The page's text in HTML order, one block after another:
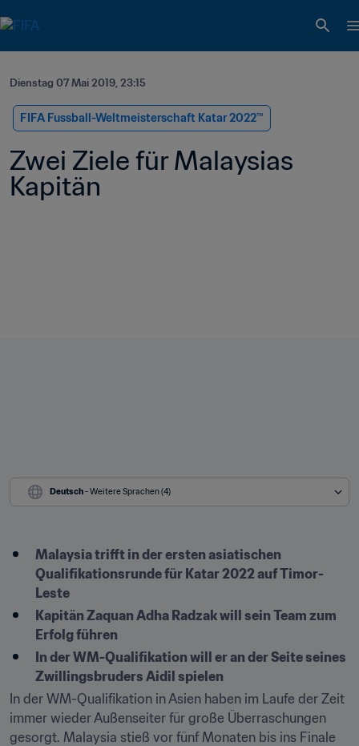
Dienstag 07 Mai 2019, 23:15
FIFA Fussball-Weltmeisterschaft Katar 2022™
Zwei Ziele für Malaysias
Kapitän
Deutsch - Weitere Sprachen (4)
Malaysia trifft in der ersten asiatischen
Qualifikationsrunde für Katar 2022 auf Timor-
Leste
Kapitän Zaquan Adha Radzak will sein Team zum
Erfolg führen
In der WM-Qualifikation will er an der Seite seines
Zwillingsbruders Aidil spielen
In der WM-Qualifikation in Asien haben im Laufe der Zeit
immer wieder Außenseiter für große Überraschungen
gesorgt. Malaysia stieß vor fünf Monaten bis ins Finale